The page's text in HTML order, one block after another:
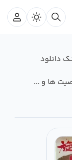
دانلود
ها و ...